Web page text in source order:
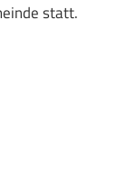
statt.